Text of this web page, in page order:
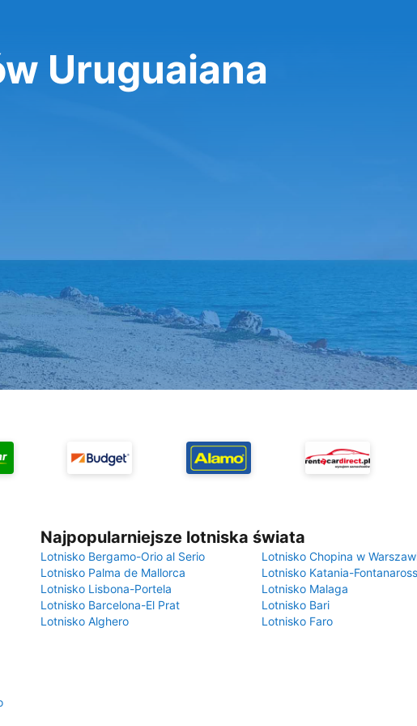
Uruguaiana
Najpopularniejsze lotniska świata
Lotnisko Bergamo-Orio al Serio
Lotnisko Chopina w
Lotnisko Palma de Mallorca
Lotnisko Katania-
Lotnisko Lisbona-Portela
Lotnisko Malaga
Lotnisko Barcelona-El Prat
Lotnisko Bari
Lotnisko Alghero
Lotnisko Faro